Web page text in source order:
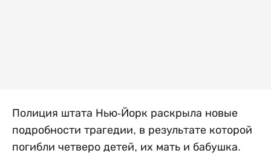
Полиция штата Нью-Йорк раскрыла новые
подробности трагедии, в результате которой
погибли четверо детей, их мать и бабушка.